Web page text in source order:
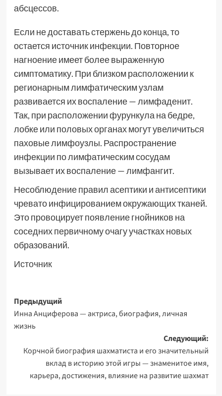
абсцессов.
Если не доставать стержень до конца, то
остается источник инфекции. Повторное
нагноение имеет более выраженную
симптоматику. При близком расположении к
регионарным лимфатическим узлам
развивается их воспаление — лимфаденит.
Так, при расположении фурункула на бедре,
лобке или половых органах могут увеличиться
паховые лимфоузлы. Распространение
инфекции по лимфатическим сосудам
вызывает их воспаление — лимфангит.
Несоблюдение правил асептики и антисептики
чревато инфицированием окружающих тканей.
Это провоцирует появление гнойников на
соседних первичному очагу участках новых
образований.
Источник
Навигация
записи
Предыдущий
Инна Анциферова — актриса, биография, личная
жизнь
Следующий:
Корчной биография шахматиста и его значительный
вклад в историю этой игры — знаменитое имя,
карьера, достижения, влияние на развитие шахмат